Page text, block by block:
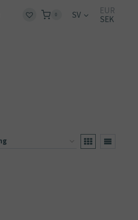
0 SV
EUR
SEK